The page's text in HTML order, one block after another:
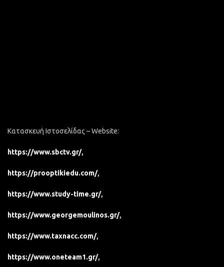
Κατασκευή Ιστοσελίδας – Website:
https://www.sbctv.gr/,
https://prooptikiedu.com/,
https://www.study-time.gr/,
https://www.georgemoulinos.gr/,
https://www.taxnacc.com/,
https://www.oneteam1.gr/,